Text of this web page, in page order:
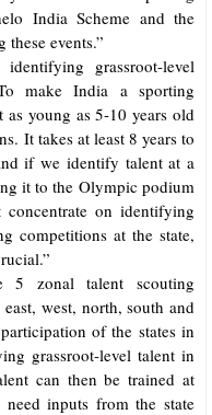
India Scheme and the
events.”
grassroot-level
make India a sporting
young as 5-10 years old
It takes at least 8 years to
if we identify talent at a
it to the Olympic podium
on identifying
competitions at the state,
5 zonal talent scouting
west, north, south and
of the states in
grassroot-level talent in
can then be trained at
need inputs from the state